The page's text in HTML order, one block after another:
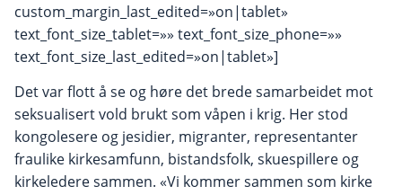
custom_margin_last_edited=»on|tablet»
text_font_size_tablet=»» text_font_size_phone=»»
text_font_size_last_edited=»on|tablet»]
Det var flott å se og høre det brede samarbeidet mot
seksualisert vold brukt som våpen i krig. Her stod
kongolesere og jesidier, migranter, representanter
fraulike kirkesamfunn, bistandsfolk, skuespillere og
kirkeledere sammen. «Vi kommer sammen som kirke